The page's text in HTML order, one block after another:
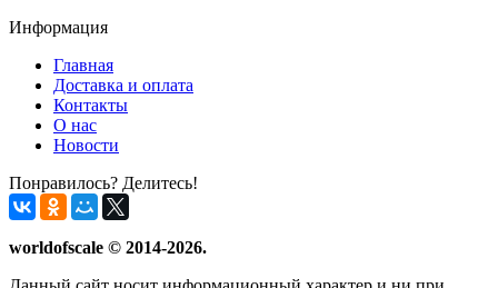
Информация
Главная
Доставка и оплата
Контакты
О нас
Новости
Понравилось? Делитесь!
worldofscale © 2014-2026.